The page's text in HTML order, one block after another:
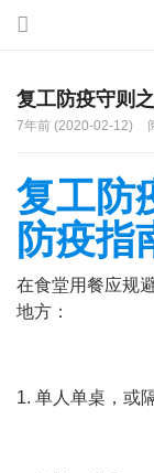
复工防疫守则
7年前 (2020-02-12)
复工防
防疫指
在食堂用餐应规
地方：
1. 单人单桌，或